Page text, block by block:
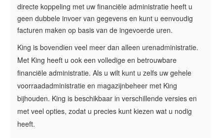
directe koppeling met uw financiële administratie heeft u
geen dubbele invoer van gegevens en kunt u eenvoudig
facturen maken op basis van de ingevoerde uren.
King is bovendien veel meer dan alleen urenadministratie.
Met King heeft u ook een volledige en betrouwbare
financiële administratie. Als u wilt kunt u zelfs uw gehele
voorraadadministratie en magazijnbeheer met King
bijhouden. King is beschikbaar in verschillende versies en
met veel opties, zodat u precies kunt kiezen wat u nodig
heeft.